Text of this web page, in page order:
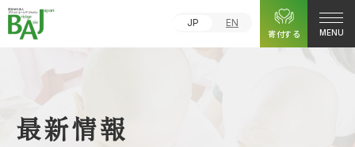
JP
EN
寄付する
MENU
最新情報